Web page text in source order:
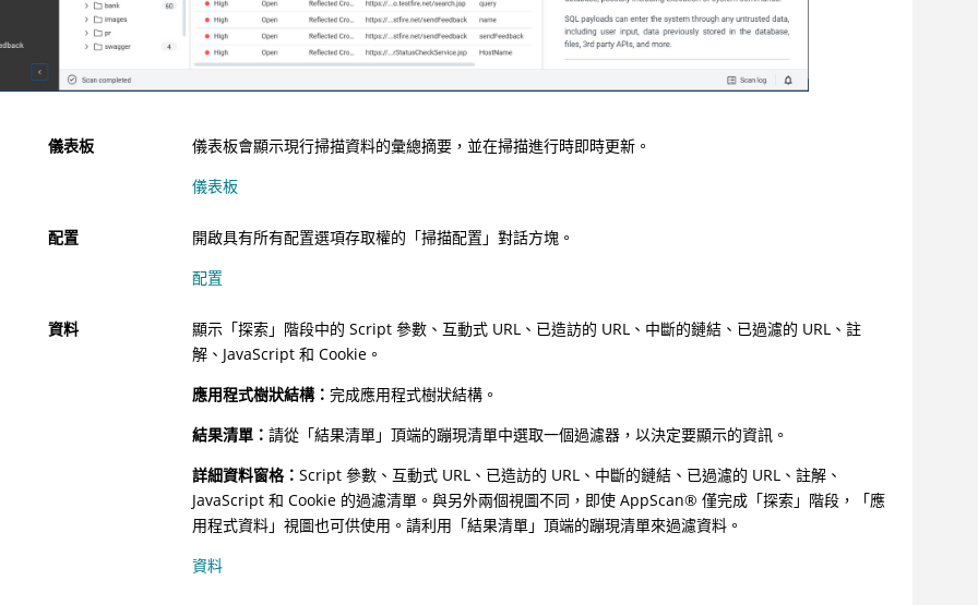
儀表板
儀表板會顯示現行掃描資料的彙總摘要，並在掃描進行時即時更新。
儀表板
配置
開啟具有所有配置選項存取權的「掃描配置」對話方塊。
配置
資料
顯示「探索」階段中的 Script 參數、互動式 URL、已造訪的 URL、中斷的鏈結、已過濾的 URL、註
解、JavaScript 和 Cookie。
應用程式樹狀結構：完成應用程式樹狀結構。
結果清單：請從「結果清單」頂端的蹦現清單中選取一個過濾器，以決定要顯示的資訊。
詳細資料窗格：Script 參數、互動式 URL、已造訪的 URL、中斷的鏈結、已過濾的 URL、註解、
JavaScript 和 Cookie 的過濾清單。與另外兩個視圖不同，即使AppScan® 僅完成「探索」階段，「應
用程式資料」視圖也可供使用。請利用「結果清單」頂端的蹦現清單來過濾資料。
資料